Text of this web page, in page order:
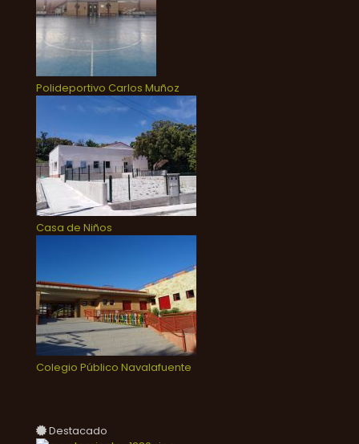
Polideportivo Carlos Muñoz
Casa de Niños
Colegio Público Navalafuente
Destacado